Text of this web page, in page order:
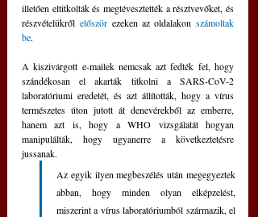
illetően eltitkolták és megtévesztették a résztvevőket, és
részvételükről először ezeken az oldalakon számoltak
be.
A kiszivárgott e-mailek nemcsak azt fedték fel, hogy
szándékosan el akarták titkolni a SARS-CoV-2
laboratóriumi eredetét, és azt állították, hogy a vírus
természetes úton jutott át denevérekből az emberre,
hanem azt is, hogy a WHO vizsgálatát hogyan
manipulálták, hogy ugyanerre a következtetésre
jussanak.
Az egyik ilyen megbeszélés után megegyeztek
abban, hogy minden olyan elképzelést,
miszerint a vírus laboratóriumból származik, el